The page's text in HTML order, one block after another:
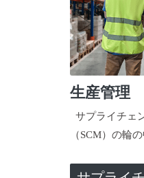
生産管理
サプライチェ
（SCM）の輪